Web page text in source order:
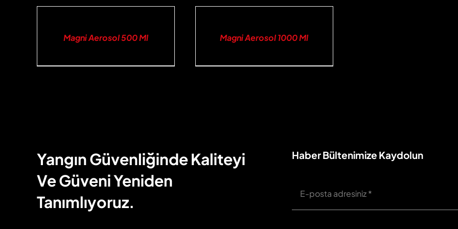
Magni Aerosol 500 Ml Magni Aerosol 1000 Ml
Yangın Güvenliğinde Kaliteyi
Ve Güveni Yeniden
Tanımlıyoruz.
Haber Bültenimize Kaydolun